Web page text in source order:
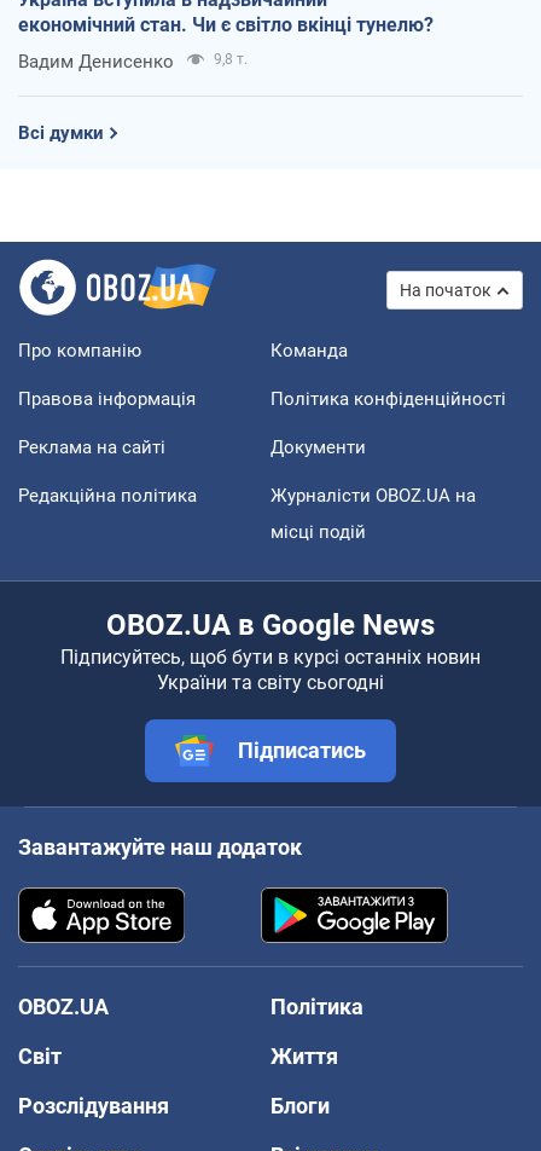
економічний стан. Чи є світло вкінці тунелю?
Вадим Денисенко 9,8 т.
Всі думки
На початок
Про компанію Команда
Правова інформація Політика конфіденційності
Реклама на сайті Документи
Редакційна політика
Журналісти OBOZ.UA на
місці подій
OBOZ.UA в Google News
Підписуйтесь, щоб бути в курсі останніх новин
України та світу сьогодні
Підписатись
Завантажуйте наш додаток
OBOZ.UA
Політика
Світ
Життя
Розслідування
Блоги